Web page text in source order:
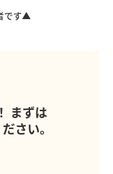
です▲
まずは
さい。